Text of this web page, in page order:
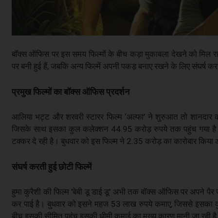
बॉक्स ऑफिस पर इस समय फिल्मों के बीच कड़ा मुकाबला देखने को मिल
पर बनी हुई हैं, जबकि अन्य फिल्में अपनी पकड़ बनाए रखने के लिए संघर्ष कर
प्रमुख फिल्मों का बॉक्स ऑफिस प्रदर्शन
आलिया भट्ट और शरवरी स्टारर फिल्म ‘अल्फा’ ने शुरुआत तो
जिसके साथ इसका कुल कलेक्शन 44.95 करोड़ रुपये तक पहुंच गया है।
टक्कर दे रही है। बुधवार को इस फिल्म ने 2.35 करोड़ का कारोबार
संघर्ष करती हुई छोटी फिल्में
हुमा कुरैशी की फिल्म 'बेबी डू डाई डू' अभी तक बॉक्स ऑफिस पर अपने
कर पाई है। बुधवार को इसने महज 53 लाख रुपये कमाए, जिससे इसका